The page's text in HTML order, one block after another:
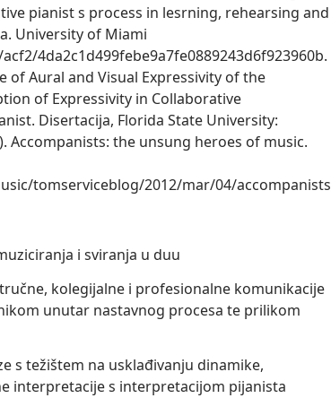
pianist s process in lesrning, rehearsing and
University of Miami
4da2c1d499febe9a7fe0889243d6f923960b.
of Aural and Visual Expressivity of the
of Expressivity in Collaborative
Disertacija, Florida State University:
Accompanists: the unsung heroes of music.
tomserviceblog/2012/mar/04/accompanists
i sviranja u duu
kolegijalne i profesionalne komunikacije
unutar nastavnog procesa te prilikom
s težištem na usklađivanju dinamike,
interpretacije s interpretacijom pijanista